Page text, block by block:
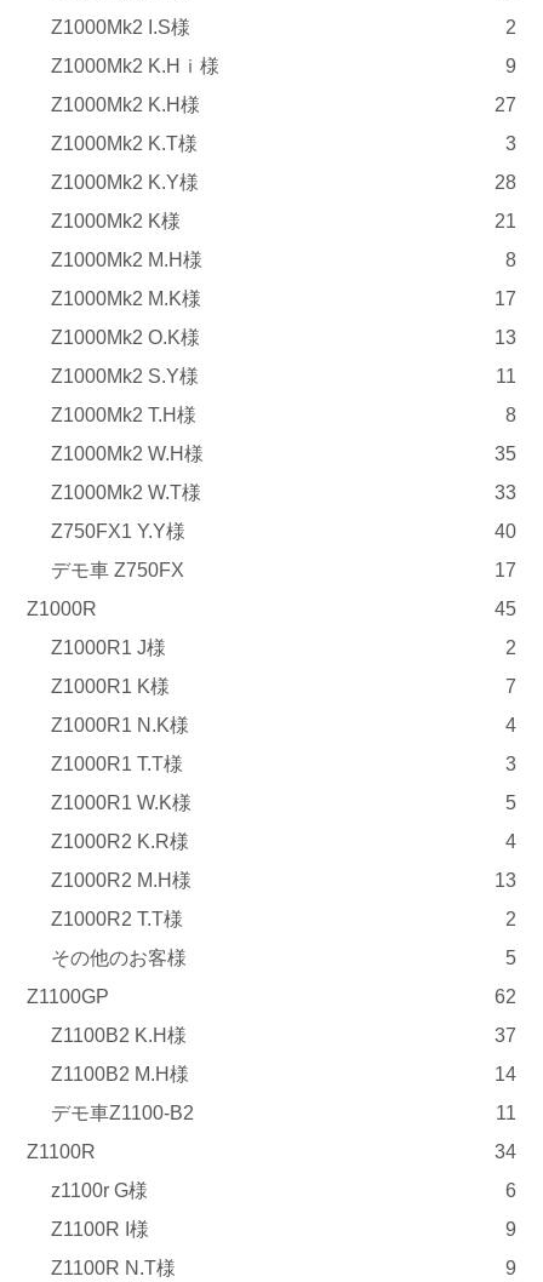
Z1000Mk2 I.S様
2
Z1000Mk2 K.Hｉ様
9
Z1000Mk2 K.H様
27
Z1000Mk2 K.T様
3
Z1000Mk2 K.Y様
28
Z1000Mk2 K様
21
Z1000Mk2 M.H様
8
Z1000Mk2 M.K様
17
Z1000Mk2 O.K様
13
Z1000Mk2 S.Y様
11
Z1000Mk2 T.H様
8
Z1000Mk2 W.H様
35
Z1000Mk2 W.T様
33
Z750FX1 Y.Y様
40
デモ車 Z750FX
17
Z1000R
45
Z1000R1 J様
2
Z1000R1 K様
7
Z1000R1 N.K様
4
Z1000R1 T.T様
3
Z1000R1 W.K様
5
Z1000R2 K.R様
4
Z1000R2 M.H様
13
Z1000R2 T.T様
2
その他のお客様
5
Z1100GP
62
Z1100B2 K.H様
37
Z1100B2 M.H様
14
デモ車Z1100-B2
11
Z1100R
34
z1100r G様
6
Z1100R I様
9
Z1100R N.T様
9